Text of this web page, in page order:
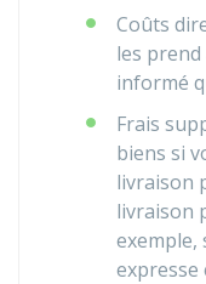
Coûts
les
informé
Frais
biens si
livraison
livraison
exemple,
expresse